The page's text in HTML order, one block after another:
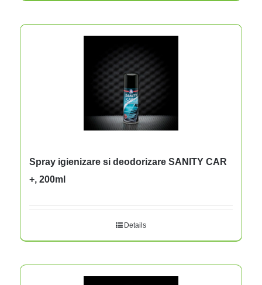
Spray igienizare si deodorizare SANITY CAR
+, 200ml
Details